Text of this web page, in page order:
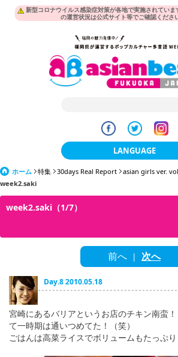
新型コロナウイルス感染症対策が各地で実施されてい
の運営状況は公式サイト等でご確認くださ
LANGUAGE
日本語
한국어
繁體中文
English
tiéng Viêt
Bahasa Indonesia
ホーム 特集 30days Real Report asian girls ver.
week2.saki
week2.saki（1/7）
前へ | 次へ
Day.8 2010.05.18
宮崎にあるバリアというお店のチキン南蛮
て一時期は通いつめてた！（笑）
ごはんは高菜ライスでボリュームもたっぷり